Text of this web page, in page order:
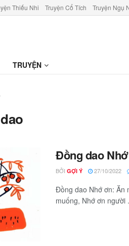
Thiếu Nhi Truyện Cổ Tích Truyện Ngụ
TRUYỆN
Đồng dao
BỞI GỢI Ý 27/10/2022
Đồng dao Nhớ ơn: Ăn
muống, Nhớ ơn người